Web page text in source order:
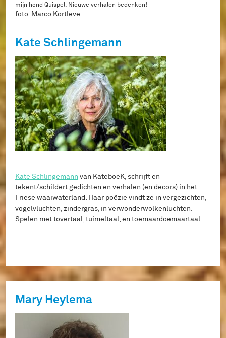
mijn hond Quispel. Nieuwe verhalen bedenken!
foto: Marco Kortleve
Kate Schlingemann
Kate Schlingemann van KateboeK, schrijft en
tekent/schildert gedichten en verhalen (en decors) in het
Friese waaiwaterland. Haar poëzie vindt ze in vergezichten,
vogelvluchten, zindergras, in verwonderwolkenluchten.
Spelen met tovertaal, tuimeltaal, en toemaardoemaartaal.
Mary Heylema